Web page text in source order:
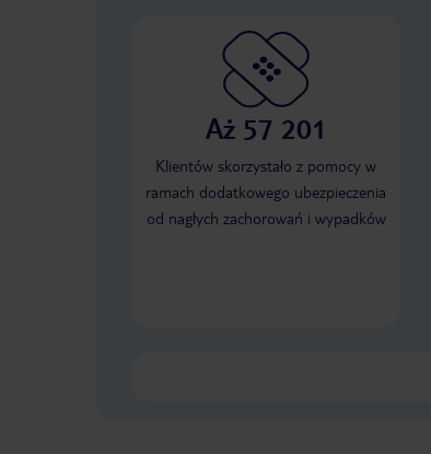
Aż 57 201
Klientów skorzystało z pomocy w
ramach dodatkowego ubezpieczenia
od nagłych zachorowań i wypadków